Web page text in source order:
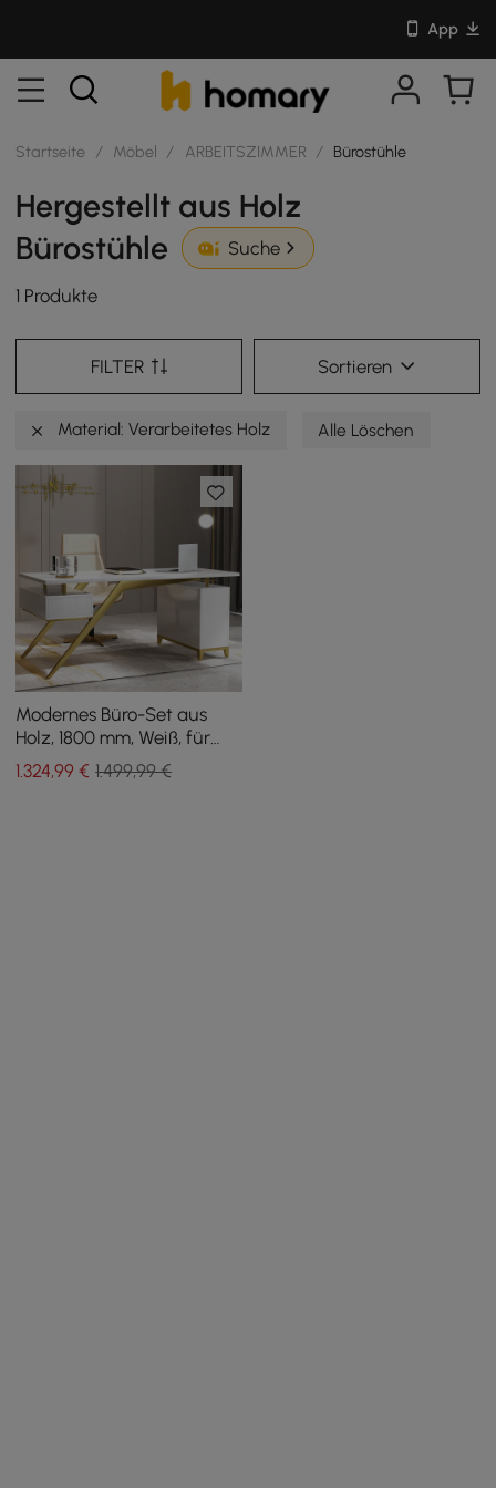
App
Startseite / Möbel / ARBEITSZIMMER / Bürostühle
Hergestellt aus Holz
Bürostühle
Suche
1 Produkte
FILTER Sortieren
Material: Verarbeitetes Holz Alle Löschen
Modernes Büro-Set aus
Holz, 1800 mm, Weiß, für
Chefetexte und Chefsessel
1.324,99 € 1.499,99 €